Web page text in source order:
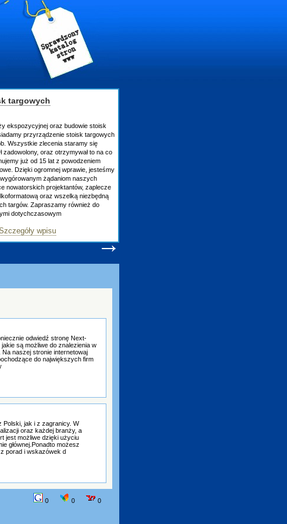
targowych
ekspozycyjnej oraz budowie stoisk
przyrządzenie stoisk targowych
Wszystkie zlecenia staramy się
oraz otrzymywał to na co
już od 15 lat z powodzeniem
Dzięki ogromnej wprawie, jesteśmy
żądaniom naszych
nowatorskich projektantów, zaplecze
oraz wszelką niezbędną
targów. Zapraszamy również do
dotychczasowym
wpisu
→
odwiedź stronę Next-
są możliwe do znalezienia w
naszej stronie internetowaj
do największych firm
jak i z zagranicy. W
oraz każdej branży, a
jest możliwe dzięki użyciu
głównej.Ponadto możesz
porad i wskazówek d
0 0 0